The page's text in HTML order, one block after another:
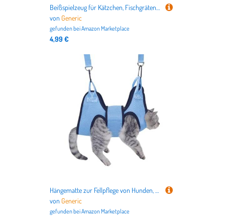
Beißspielzeug für Kätzchen, Fischgräten-Beißring, interaktives Katzenkauspielzeug, niedlicher hölzerner Kätzchen-Beißring für drinnen und draußen, Spielen für Langeweile
von Generic
gefunden beiAmazon Marketplace
4,99 €
Hängematte zur Fellpflege von Hunden, Katzengeschirr | Hängematte für Haustiere mit Krallenschnitt, atmungsaktive Hängematte für Katzen, bequemes sicheres Geschirr für die Fellpflege ca
von Generic
gefunden beiAmazon Marketplace